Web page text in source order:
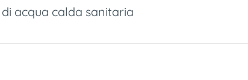
acqua calda sanitaria